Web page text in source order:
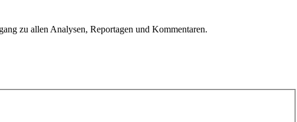
zu allen Analysen, Reportagen und Kommentaren.